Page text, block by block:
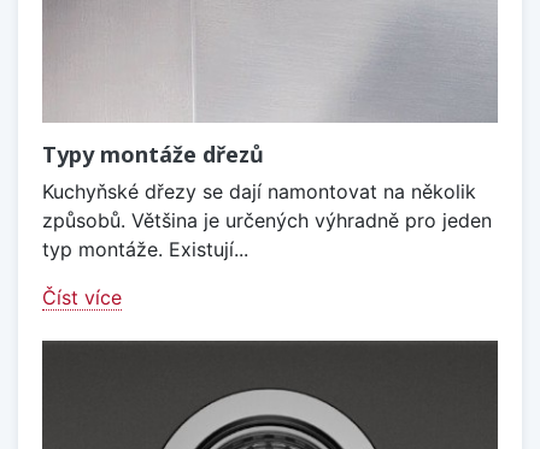
Typy montáže dřezů
Kuchyňské dřezy se dají namontovat na několik
způsobů. Většina je určených výhradně pro jeden
typ montáže. Existují...
Číst více